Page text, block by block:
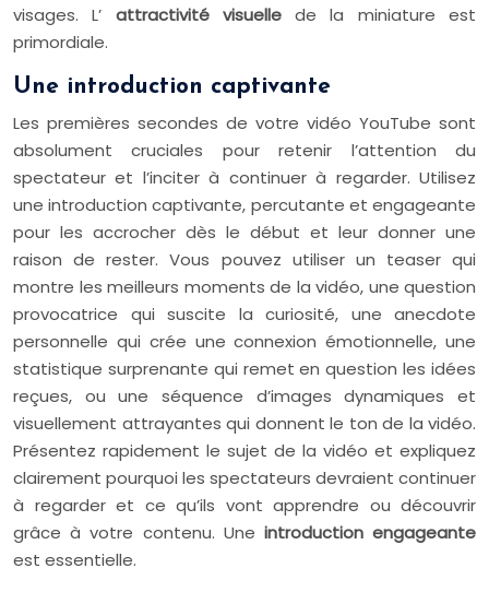
visages. L’ attractivité visuellede la miniature est
primordiale.
Une introduction captivante
Les premières secondes de votre vidéo YouTube sont
absolument cruciales pour retenir l’attention du
spectateur et l’inciter à continuer à regarder. Utilisez
une introduction captivante, percutante et engageante
pour les accrocher dès le début et leur donner une
raison de rester. Vous pouvez utiliser un teaser qui
montre les meilleurs moments de la vidéo, une question
provocatrice qui suscite la curiosité, une anecdote
personnelle qui crée une connexion émotionnelle, une
statistique surprenante qui remet en question les idées
reçues, ou une séquence d’images dynamiques et
visuellement attrayantes qui donnent le ton de la vidéo.
Présentez rapidement le sujet de la vidéo et expliquez
clairement pourquoi les spectateurs devraient continuer
à regarder et ce qu’ils vont apprendre ou découvrir
grâce à votre contenu. Une introduction engageante
est essentielle.